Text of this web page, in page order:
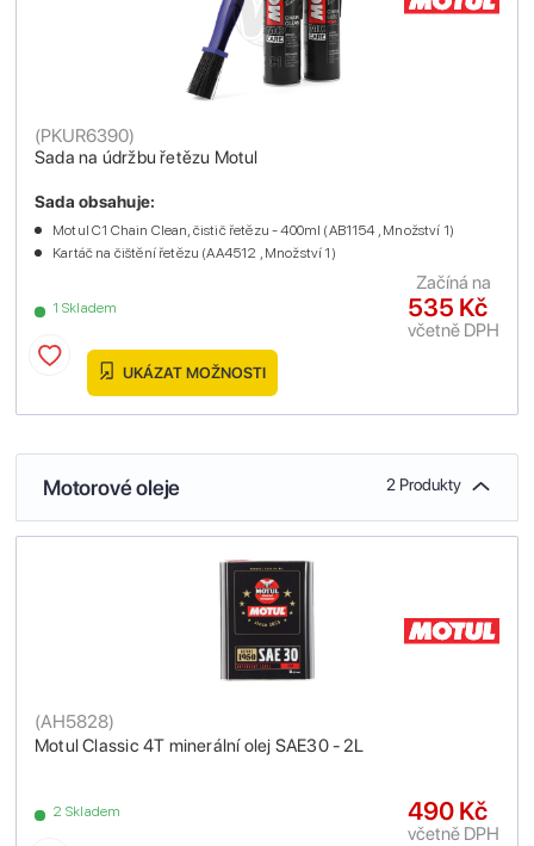
Sada na údržbu řetězu Motul
(PKUR6390)
1 Skladem
Sada obsahuje:
Motul C1 Chain Clean, čistič řetězu - 400ml (AB1154 , Množství 1)
Kartáč na čištění řetězu (AA4512 , Množství 1)
535 Kč
včetně DPH
Začíná na
UKÁZAT MOŽNOSTI
Motorové oleje 2 Produkty
Motul Classic 4T minerální olej SAE30 - 2L
(AH5828)
2 Skladem 490 Kč
včetně DPH